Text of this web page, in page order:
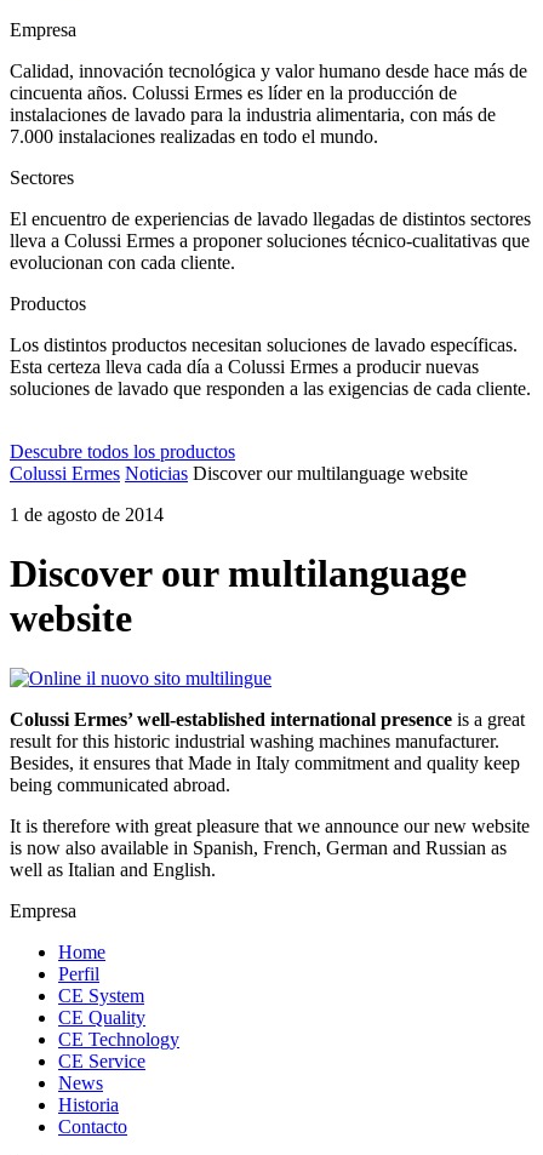
Empresa
Calidad, innovación tecnológica y valor humano desde hace más de
cincuenta años. Colussi Ermes es líder en la producción de
instalaciones de lavado para la industria alimentaria, con más de
7.000 instalaciones realizadas en todo el mundo.
Sectores
El encuentro de experiencias de lavado llegadas de distintos sectores
lleva a Colussi Ermes a proponer soluciones técnico-cualitativas que
evolucionan con cada cliente.
Productos
Los distintos productos necesitan soluciones de lavado específicas.
Esta certeza lleva cada día a Colussi Ermes a producir nuevas
soluciones de lavado que responden a las exigencias de cada cliente.
Descubre todos los productos
Colussi Ermes Noticias Discover our multilanguage website
1 de agosto de 2014
Discover our multilanguage
website
Colussi Ermes’ well-established international presence is a great
result for this historic industrial washing machines manufacturer.
Besides, it ensures that Made in Italy commitment and quality keep
being communicated abroad.
It is therefore with great pleasure that we announce our new website
is now also available in Spanish, French, German and Russian as
well as Italian and English.
Empresa
Home
Perfil
CE System
CE Quality
CE Technology
CE Service
News
Historia
Contacto